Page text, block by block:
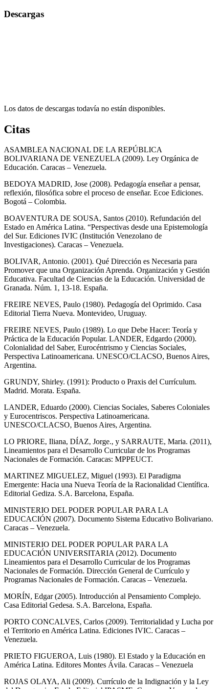
Descargas
Los datos de descargas todavía no están disponibles.
Citas
ASAMBLEA NACIONAL DE LA REPÚBLICA
BOLIVARIANA DE VENEZUELA (2009). Ley Orgánica de
Educación. Caracas – Venezuela.
BEDOYA MADRID, Jose (2008). Pedagogía enseñar a pensar,
reflexión, filosófica sobre el proceso de enseñar. Ecoe Ediciones.
Bogotá – Colombia.
BOAVENTURA DE SOUSA, Santos (2010). Refundación del
Estado en América Latina. “Perspectivas desde una Epistemología
del Sur. Ediciones IVIC (Institución Venezolano de
Investigaciones). Caracas – Venezuela.
BOLIVAR, Antonio. (2001). Qué Dirección es Necesaria para
Promover que una Organización Aprenda. Organización y Gestión
Educativa. Facultad de Ciencias de la Educación. Universidad de
Granada. Núm. 1, 13-18. España.
FREIRE NEVES, Paulo (1980). Pedagogía del Oprimido. Casa
Editorial Tierra Nueva. Montevideo, Uruguay.
FREIRE NEVES, Paulo (1989). Lo que Debe Hacer: Teoría y
Práctica de la Educación Popular. LANDER, Edgardo (2000).
Colonialidad del Saber, Eurocéntrismo y Ciencias Sociales,
Perspectiva Latinoamericana. UNESCO/CLACSO, Buenos Aires,
Argentina.
GRUNDY, Shirley. (1991): Producto o Praxis del Currículum.
Madrid. Morata. España.
LANDER, Eduardo (2000). Ciencias Sociales, Saberes Coloniales
y Eurocentriscos. Perspectiva Latinoamericana.
UNESCO/CLACSO, Buenos Aires, Argentina.
LO PRIORE, Iliana, DÍAZ, Jorge., y SARRAUTE, Maria. (2011),
Lineamientos para el Desarrollo Curricular de los Programas
Nacionales de Formación. Caracas: MPPEUCT.
MARTINEZ MIGUELEZ, Miguel (1993). El Paradigma
Emergente: Hacia una Nueva Teoría de la Racionalidad Científica.
Editorial Gediza. S.A. Barcelona, España.
MINISTERIO DEL PODER POPULAR PARA LA
EDUCACIÓN (2007). Documento Sistema Educativo Bolivariano.
Caracas – Venezuela.
MINISTERIO DEL PODER POPULAR PARA LA
EDUCACIÓN UNIVERSITARIA (2012). Documento
Lineamientos para el Desarrollo Curricular de los Programas
Nacionales de Formación. Dirección General de Currículo y
Programas Nacionales de Formación. Caracas – Venezuela.
MORÍN, Edgar (2005). Introducción al Pensamiento Complejo.
Casa Editorial Gedesa. S.A. Barcelona, España.
PORTO CONCALVES, Carlos (2009). Territorialidad y Lucha por
el Territorio en América Latina. Ediciones IVIC. Caracas –
Venezuela.
PRIETO FIGUEROA, Luis (1980). El Estado y la Educación en
América Latina. Editores Montes Ávila. Caracas – Venezuela
ROJAS OLAYA, Ali (2009). Currículo de la Indignación y la Ley